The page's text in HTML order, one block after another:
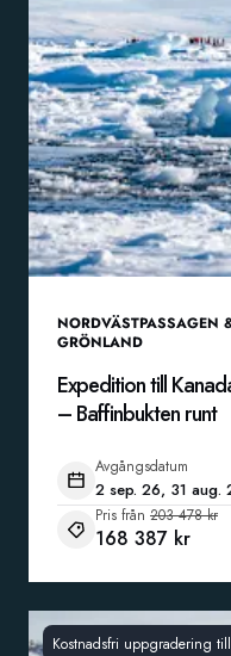
NORDVÄSTPASSAGEN
GRÖNLAND
Expedition till
– Baffinbukten runt
Avgångsdatum
2 sep. 26, 31 aug.
Pris från 203 478 kr
168 387 kr
Kostnadsfri uppgradering